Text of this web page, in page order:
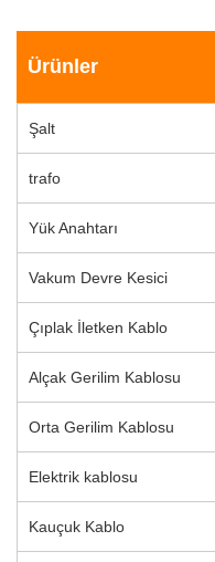
Ürünler
Şalt
trafo
Yük Anahtarı
Vakum Devre Kesici
Çıplak İletken Kablo
Alçak Gerilim Kablosu
Orta Gerilim Kablosu
Elektrik kablosu
Kauçuk Kablo